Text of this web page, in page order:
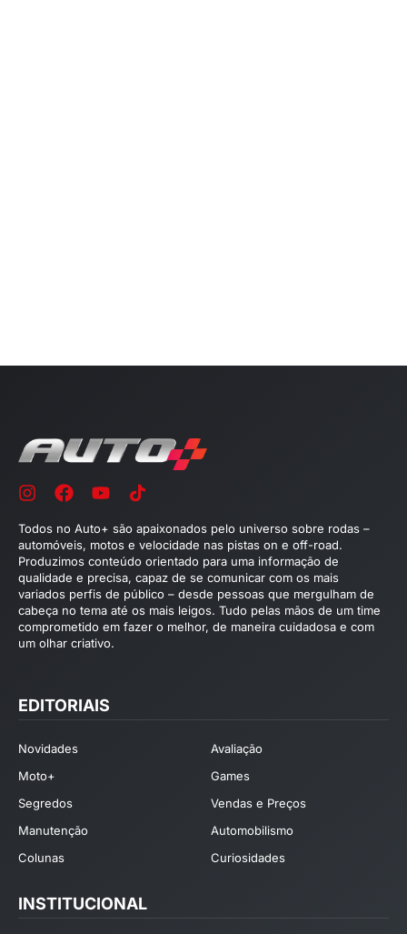
Todos no Auto+ são apaixonados pelo universo sobre rodas –
automóveis, motos e velocidade nas pistas on e off-road.
Produzimos conteúdo orientado para uma informação de
qualidade e precisa, capaz de se comunicar com os mais
variados perfis de público – desde pessoas que mergulham de
cabeça no tema até os mais leigos. Tudo pelas mãos de um time
comprometido em fazer o melhor, de maneira cuidadosa e com
um olhar criativo.
EDITORIAIS
Novidades
Avaliação
Moto+
Games
Segredos
Vendas e Preços
Manutenção
Automobilismo
Colunas
Curiosidades
INSTITUCIONAL